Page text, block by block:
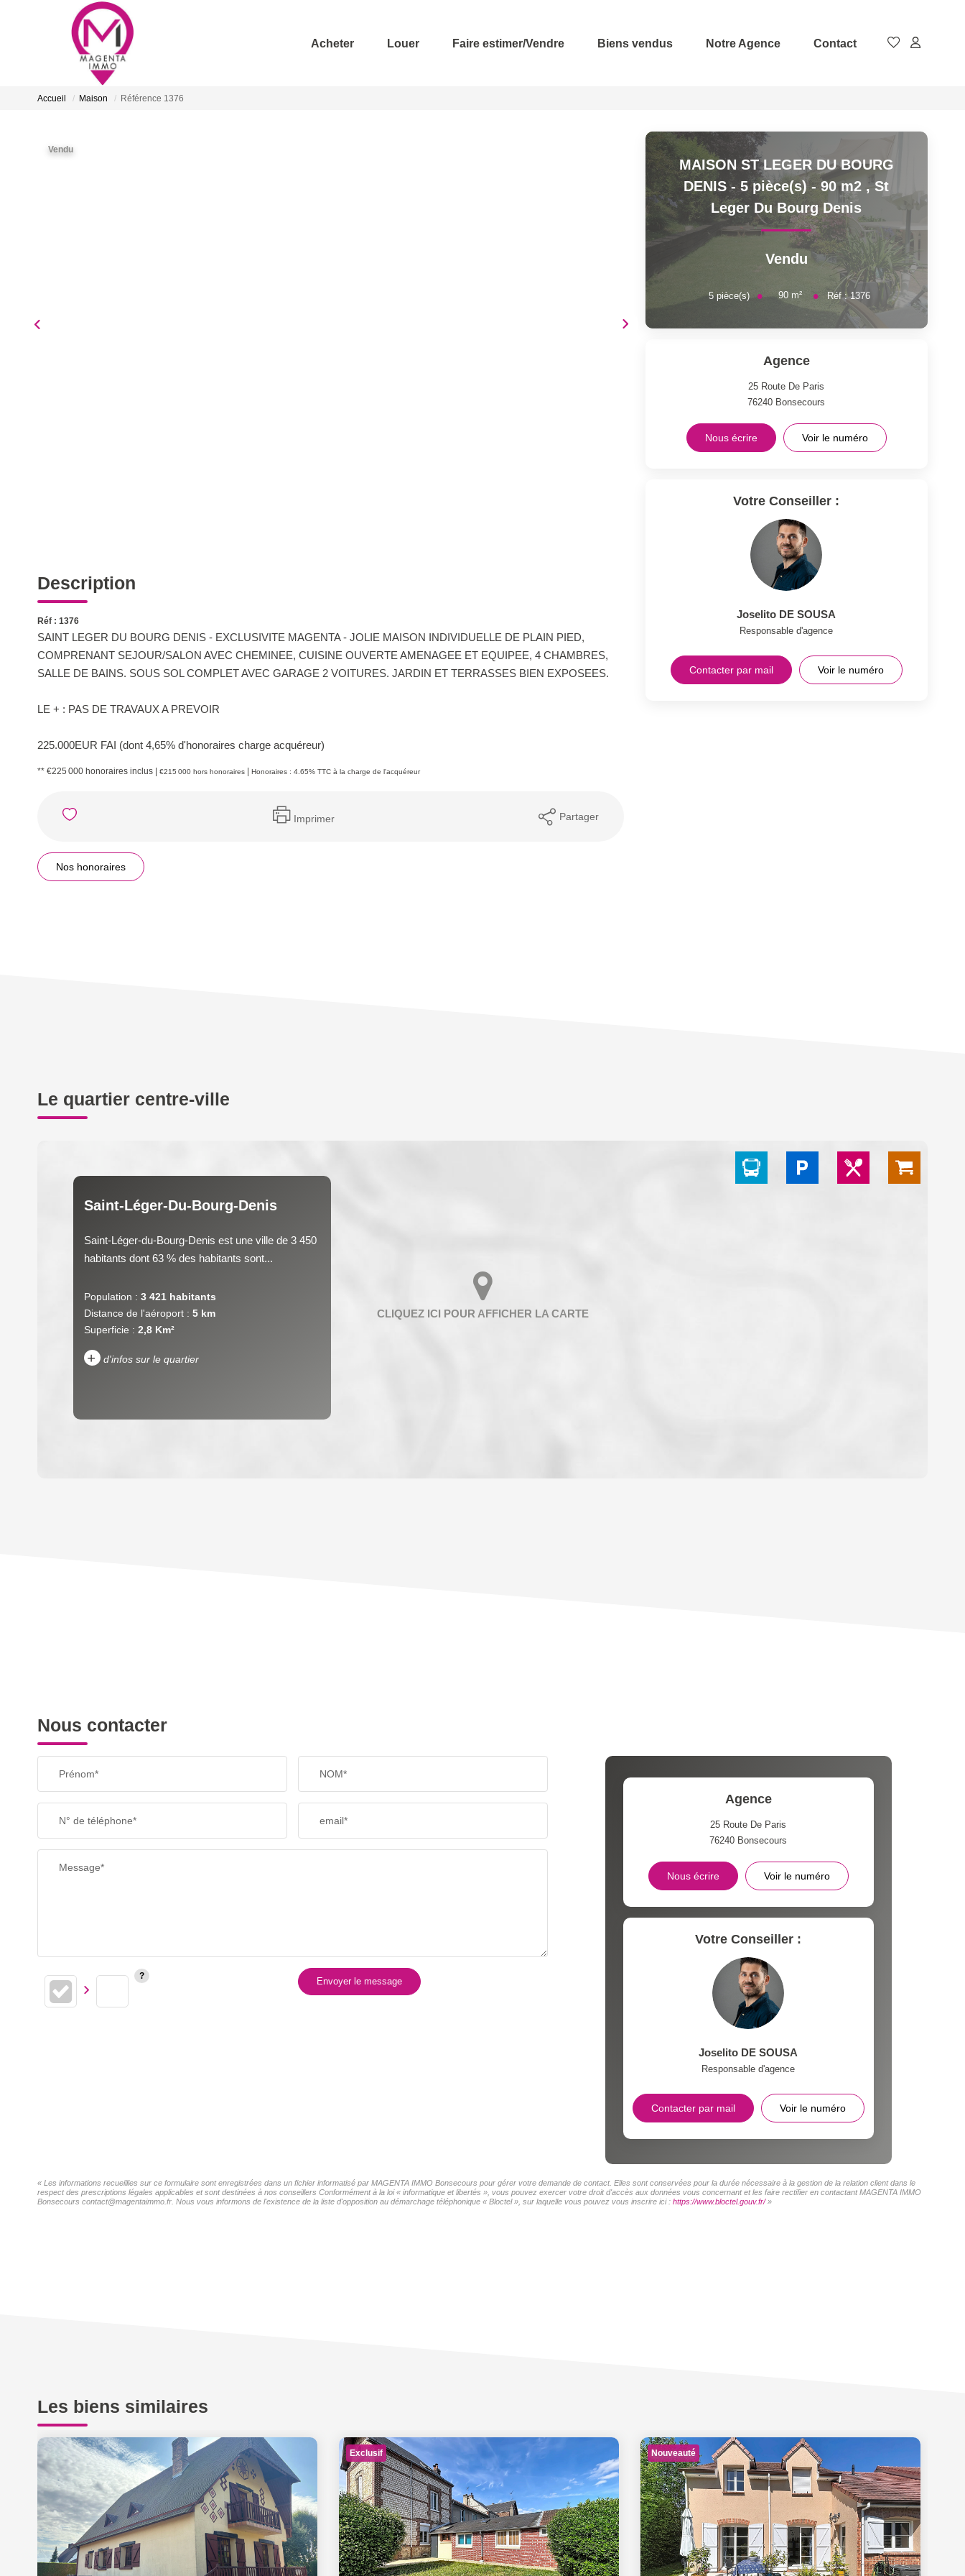
Acheter Louer Faire estimer/Vendre Biens vendus Notre Agence Contact
Accueil Maison Référence 1376
Vendu
Description
Réf : 1376
SAINT LEGER DU BOURG DENIS - EXCLUSIVITE MAGENTA - JOLIE MAISON INDIVIDUELLE DE PLAIN PIED,
COMPRENANT SEJOUR/SALON AVEC CHEMINEE, CUISINE OUVERTE AMENAGEE ET EQUIPEE, 4 CHAMBRES,
SALLE DE BAINS. SOUS SOL COMPLET AVEC GARAGE 2 VOITURES. JARDIN ET TERRASSES BIEN EXPOSEES.
LE + : PAS DE TRAVAUX A PREVOIR
225.000EUR FAI (dont 4,65% d'honoraires charge acquéreur)
** €225 000 honoraires inclus €215 000 hors honoraires Honoraires : 4.65% TTC à la charge de l'acquéreur
Imprimer Partager
Nos honoraires
MAISON ST LEGER DU BOURG
DENIS - 5 pièce(s) - 90 m2 ,St
Leger Du Bourg Denis
Vendu
5 pièce(s) 90 m² Réf :1376
Agence
25 Route De Paris
76240 Bonsecours
Nous écrire Voir le numéro
Votre Conseiller :
Joselito DE SOUSA
Responsable d'agence
Contacter par mail Voir le numéro
Le quartier centre-ville
Saint-Léger-Du-Bourg-Denis
Saint-Léger-du-Bourg-Denis est une ville de 3 450
habitants dont 63 % des habitants sont...
Population : 3 421 habitants
Distance de l'aéroport : 5 km
Superficie : 2,8 Km²
+ d'infos sur le quartier
Nous contacter
Prénom* NOM*
N° de téléphone* email*
Message*
Envoyer le message
Agence
25 Route De Paris
76240 Bonsecours
Nous écrire Voir le numéro
Votre Conseiller :
Joselito DE SOUSA
Responsable d'agence
Contacter par mail Voir le numéro
« Les informations recueillies sur ce formulaire sont enregistrées dans un fichier informatisé par MAGENTA IMMO Bonsecours pour gérer votre demande de contact. Elles sont conservées pour la durée nécessaire à la gestion de la relation client dans le
respect des prescriptions légales applicables et sont destinées à nos conseillers Conformément à la loi « informatique et libertés », vous pouvez exercer votre droit d'accès aux données vous concernant et les faire rectifier en contactant MAGENTA IMMO
Bonsecours contact@magentaimmo.fr. Nous vous informons de l'existence de la liste d'opposition au démarchage téléphonique « Bloctel », sur laquelle vous pouvez vous inscrire ici : https://www.bloctel.gouv.fr/»
Les biens similaires
Exclusif Nouveauté